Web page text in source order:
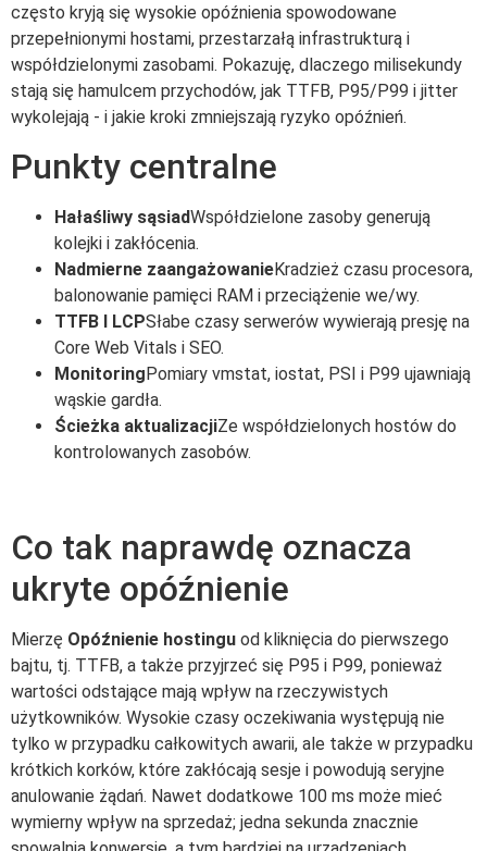
często kryją się wysokie opóźnienia spowodowane
przepełnionymi hostami, przestarzałą infrastrukturą i
współdzielonymi zasobami. Pokazuję, dlaczego milisekundy
stają się hamulcem przychodów, jak TTFB, P95/P99 i jitter
wykolejają - i jakie kroki zmniejszają ryzyko opóźnień.
Punkty centralne
Hałaśliwy sąsiadWspółdzielone zasoby generują
kolejki i zakłócenia.
Nadmierne zaangażowanieKradzież czasu procesora,
balonowanie pamięci RAM i przeciążenie we/wy.
TTFB I LCPSłabe czasy serwerów wywierają presję na
Core Web Vitals i SEO.
MonitoringPomiary vmstat, iostat, PSI i P99 ujawniają
wąskie gardła.
Ścieżka aktualizacjiZe współdzielonych hostów do
kontrolowanych zasobów.
Co tak naprawdę oznacza
ukryte opóźnienie
Mierzę Opóźnienie hostingu od kliknięcia do pierwszego
bajtu, tj. TTFB, a także przyjrzeć się P95 i P99, ponieważ
wartości odstające mają wpływ na rzeczywistych
użytkowników. Wysokie czasy oczekiwania występują nie
tylko w przypadku całkowitych awarii, ale także w przypadku
krótkich korków, które zakłócają sesje i powodują seryjne
anulowanie żądań. Nawet dodatkowe 100 ms może mieć
wymierny wpływ na sprzedaż; jedna sekunda znacznie